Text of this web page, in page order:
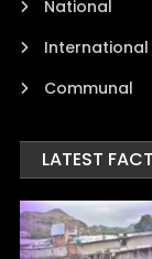
National
International
Communal
LATEST